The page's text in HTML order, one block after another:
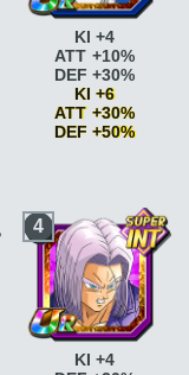
ATT +5% DEF +5%
Lignée royaleKI +1
Lignée royaleKI +2
ATT +5%
L'origine des
saiyansKI +1
L'origine des
saiyansKI +2 ATT
+5% DEF +5%
KI +4
ATT +10%
DEF +30%
KI +6
ATT +30%
DEF +50%
4
KI +4